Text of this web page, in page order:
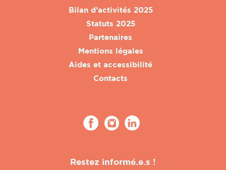
Bilan d’activités 2025
Statuts 2025
Partenaires
Mentions légales
Aides et accessibilité
Contacts
Restez informé.e.s !